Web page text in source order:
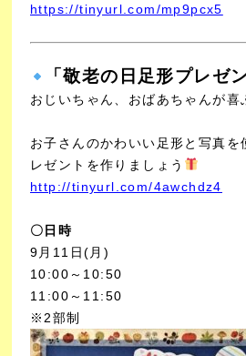
https://tinyurl.com/mp9pcx5
「敬老の日足形プレゼ
おじいちゃん、おばあちゃんが喜
お子さんのかわいい足形と写真を
レゼントを作りましょう
http://tinyurl.com/4awchdz4
〇日時
9月11日(月)
10:00～10:50
11:00～11:50
※2部制